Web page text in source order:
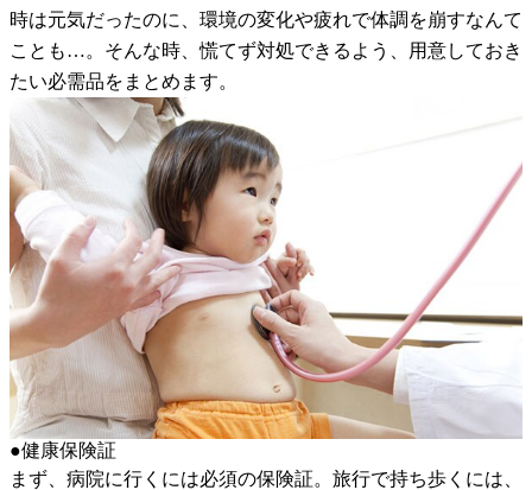
時は元気だったのに、環境の変化や疲れで体調を崩すなんて
ことも…。そんな時、慌てず対処できるよう、用意しておき
たい必需品をまとめます。
●健康保険証
まず、病院に行くには必須の保険証。旅行で持ち歩くには、